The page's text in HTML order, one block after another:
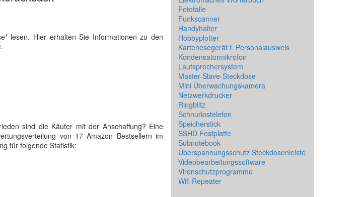
lesen. Hier erhalten Sie Informationen zu den
sind die Käufer mit der Anschaffung? Eine
von 17 Amazon Bestsellern im
für folgende Statistik:
Fotofalle
Funkscanner
Handyhalter
Hobbyplotter
Kartenesegerät f. Personalausweis
Kondensatormikrofon
Lautsprechersystem
Master-Slave-Steckdose
Mini Überwachungskamera
Netzwerkdrucker
Ringblitz
Schnurlostelefon
Speicherstick
SSHD Festplatte
Subnotebook
Überspannungsschutz Steckdosenleiste
Videobearbeitungssoftware
Virenschutzprogramme
Wifi Repeater